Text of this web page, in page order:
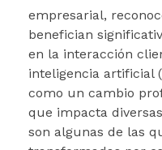
empresarial,
benefician
en la interacción
inteligencia artificial
como un cambio
que impacta
son algunas de las